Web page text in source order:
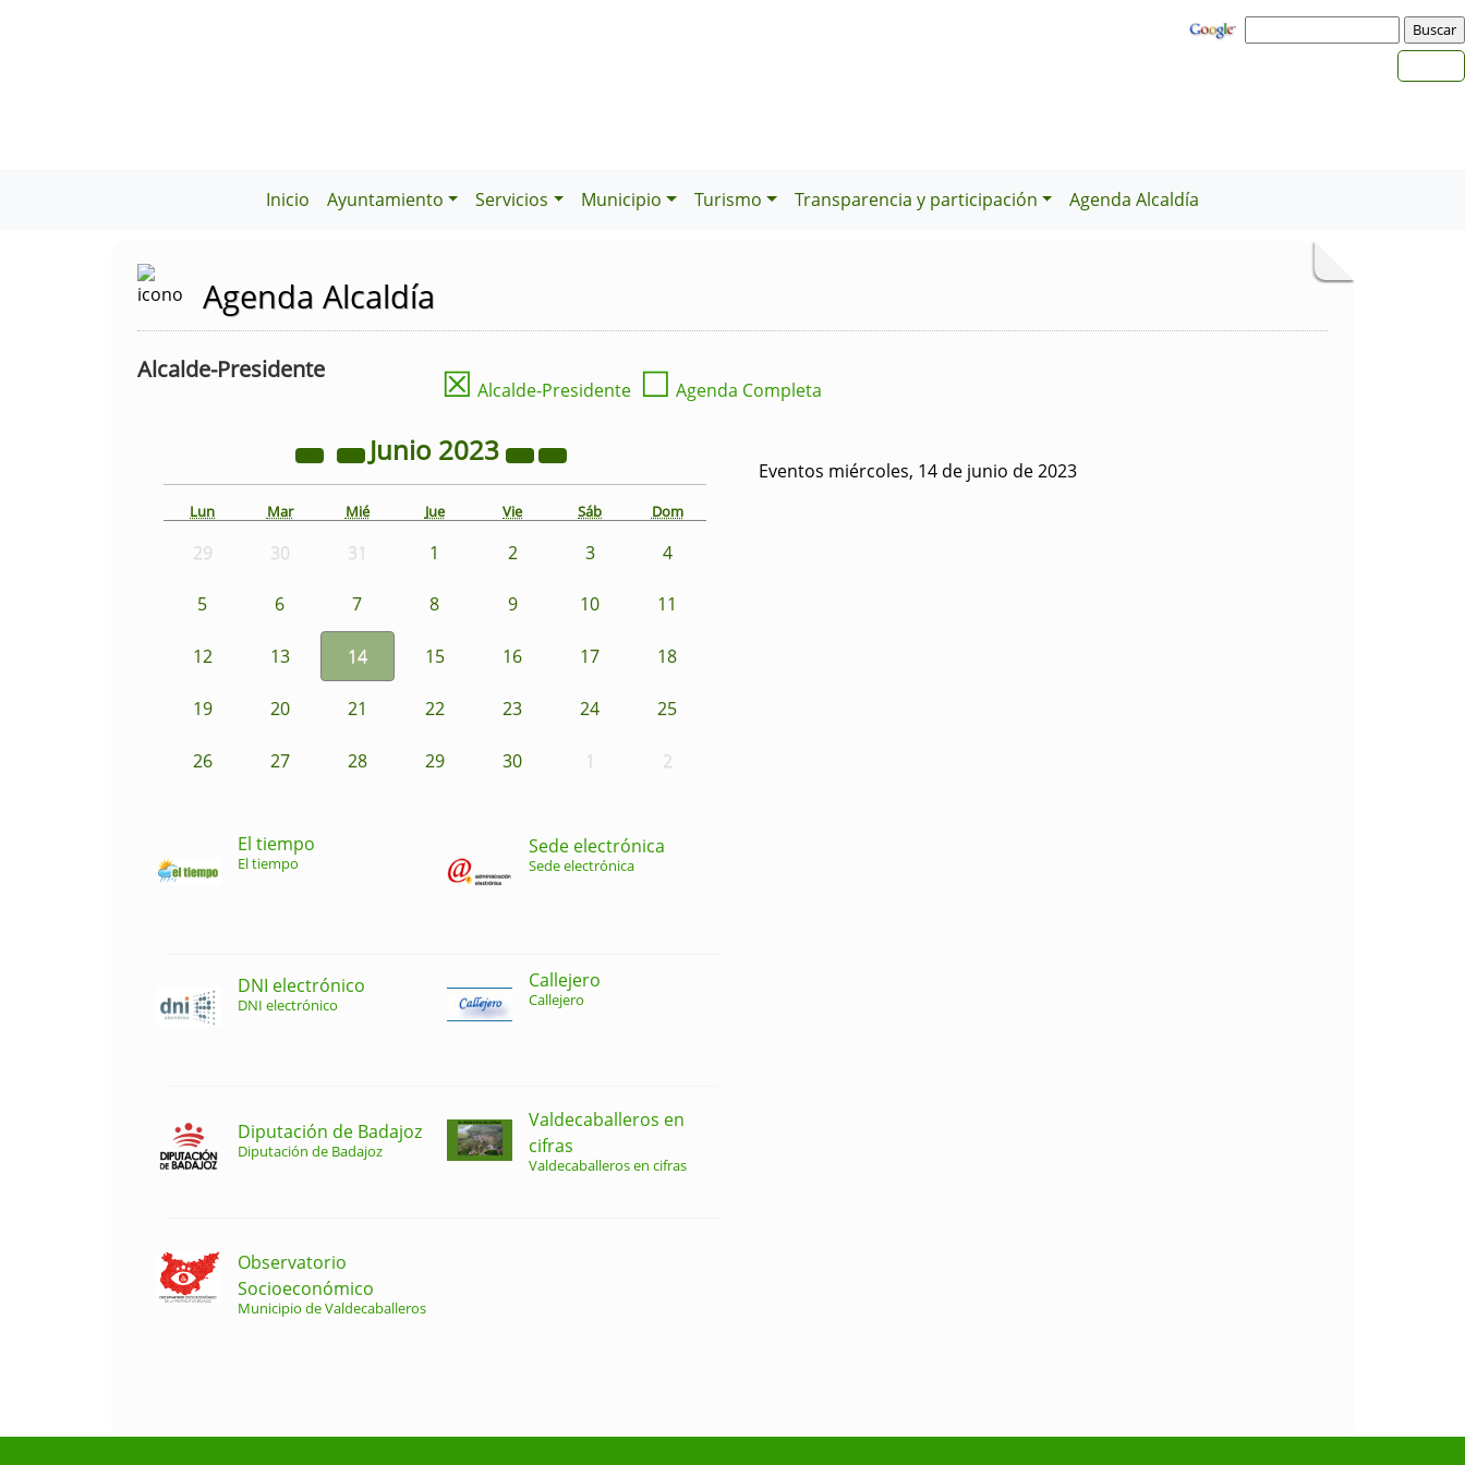
Inicio Ayuntamiento Servicios Municipio Turismo Transparencia y participación Agenda Alcaldía
Agenda Alcaldía
Alcalde-Presidente ☒ Alcalde-Presidente ☐ Agenda Completa
Junio 2023
Lun Mar Mié Jue Vie Sáb Dom
29 30 31 1 2 3 4
5 6 7 8 9 10 11
12 13 14 15 16 17 18
19 20 21 22 23 24 25
26 27 28 29 30 1 2
Eventos miércoles, 14 de junio de 2023
El tiempo
El tiempo
Sede electrónica
Sede electrónica
DNI electrónico
DNI electrónico
Callejero
Callejero
Diputación de Badajoz
Diputación de Badajoz
Valdecaballeros en
cifras
Valdecaballeros en cifras
Observatorio
Socioeconómico
Municipio de Valdecaballeros